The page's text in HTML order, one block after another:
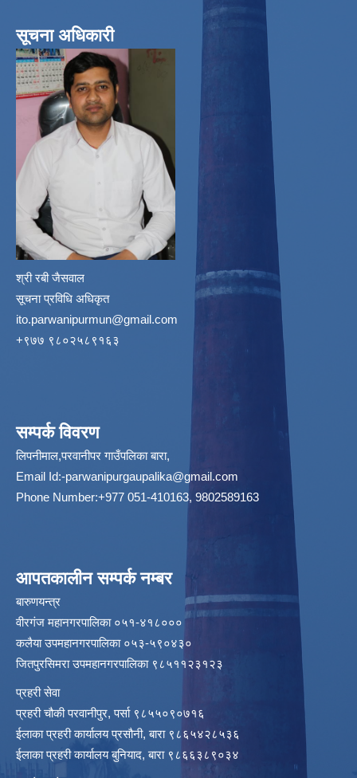
सूचना अधिकारी
श्री रबी जैसवाल
सूचना प्रविधि अधिकृत
ito.parwanipurmun@gmail.com
‌+९७७ ९८०२५८९१६३
सम्पर्क विवरण
लिपनीमाल,परवानीपर गाउँपलिका बारा,
Email Id:-parwanipurgaupalika@gmail.com
Phone Number:+977 051-410163, 9802589163
आपतकालीन सम्पर्क नम्बर
बारुणयन्त्र
वीरगंज महानगरपालिका ०५१-४१८०००
कलैया उपमहानगरपालिका ०५३-५९०४३०
जितपुरसिमरा उपमहानगरपालिका ९८५११२३१२३
प्रहरी सेवा
प्रहरी चौकी परवानीपुर, पर्सा ९८५५०९०७१६
ईलाका प्रहरी कार्यालय प्रसौनी, बारा ९८६५४२८५३६
ईलाका प्रहरी कार्यालय बुनियाद, बारा ९८६६३८९०३४